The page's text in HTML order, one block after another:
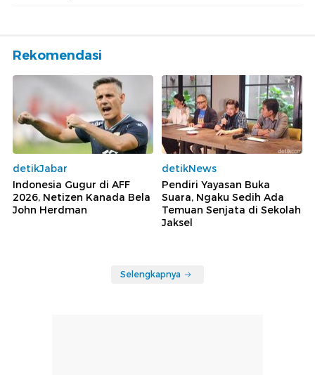
Rekomendasi
detikJabar
Indonesia Gugur di AFF
2026, Netizen Kanada Bela
John Herdman
detikNews
Pendiri Yayasan Buka
Suara, Ngaku Sedih Ada
Temuan Senjata di Sekolah
Jaksel
Selengkapnya